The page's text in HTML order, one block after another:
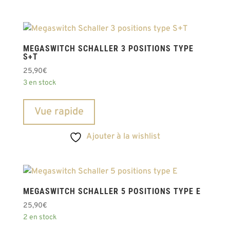
MEGASWITCH SCHALLER 3 POSITIONS TYPE
S+T
25,90€
3 en stock
Vue rapide
Ajouter à la wishlist
MEGASWITCH SCHALLER 5 POSITIONS TYPE E
25,90€
2 en stock